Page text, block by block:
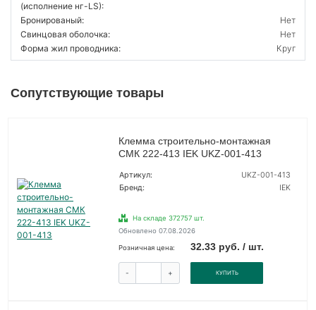
(исполнение нг-LS):
Бронированый:
Нет
Свинцовая оболочка:
Нет
Форма жил проводника:
Круг
Сопутствующие товары
Клемма строительно-монтажная
СМК 222-413 IEK UKZ-001-413
Артикул:
UKZ-001-413
Бренд:
IEK
На складе 372757 шт.
Обновлено 07.08.2026
Розничная цена: 32.33 руб. / шт.
- + КУПИТЬ